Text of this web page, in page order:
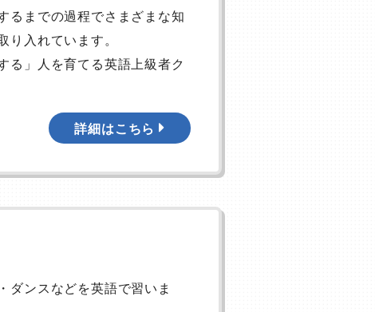
るまでの過程でさまざまな知
り入れています。
る」人を育てる英語上級者ク
詳細はこちら
ダンスなどを英語で習いま